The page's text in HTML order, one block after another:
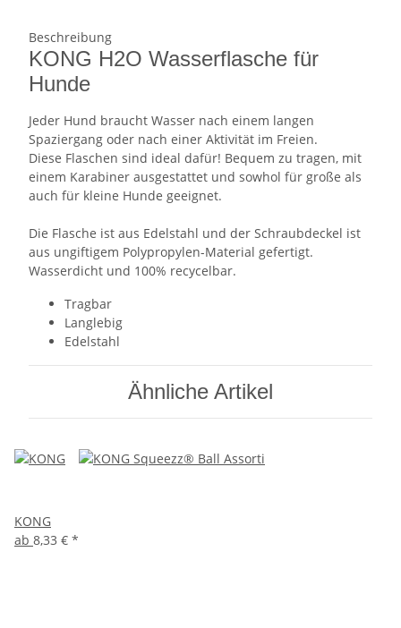
Beschreibung
KONG H2O Wasserflasche für
Hunde
Jeder Hund braucht Wasser nach einem langen
Spaziergang oder nach einer Aktivität im Freien.
Diese Flaschen sind ideal dafür! Bequem zu tragen, mit
einem Karabiner ausgestattet und sowhol für große als
auch für kleine Hunde geeignet.
Die Flasche ist aus Edelstahl und der Schraubdeckel ist
aus ungiftigem Polypropylen-Material gefertigt.
Wasserdicht und 100% recycelbar.
Tragbar
Langlebig
Edelstahl
Ähnliche Artikel
KONG
ab 8,33 € *